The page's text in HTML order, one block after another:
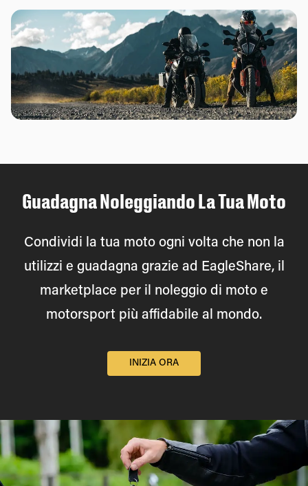
Guadagna Noleggiando La Tua Moto
Condividi la tua moto ogni volta che non la
utilizzi e guadagna grazie ad EagleShare, il
marketplace per il noleggio di moto e
motorsport più affidabile al mondo.
INIZIA ORA